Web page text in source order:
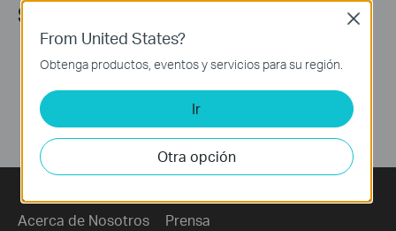
Síguenos
Acerca de Nosotros Prensa
From United States?
Obtenga productos, eventos y servicios para su región.
Ir
Otra opción
Close